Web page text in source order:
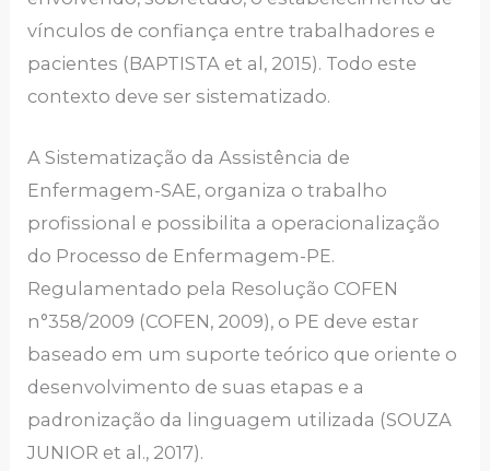
vínculos de confiança entre trabalhadores e
pacientes (BAPTISTA et al, 2015). Todo este
contexto deve ser sistematizado.
A Sistematização da Assistência de
Enfermagem-SAE, organiza o trabalho
profissional e possibilita a operacionalização
do Processo de Enfermagem-PE.
Regulamentado pela Resolução COFEN
n°358/2009 (COFEN, 2009), o PE deve estar
baseado em um suporte teórico que oriente o
desenvolvimento de suas etapas e a
padronização da linguagem utilizada (SOUZA
JUNIOR et al., 2017).